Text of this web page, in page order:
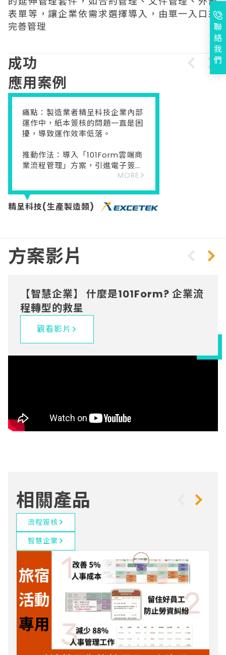
表單等，讓企業依需求選擇導入，由單一入口來
完善管理
成功
應用案例
痛點：製造業者精呈科技企業內部
運作中，紙本簽核的問題一直是困
擾，導致運作效率低落。
推動作法：導入「101Form雲端商
業流程管理」方案，引進電子簽核
優化請料流程、教育訓練管理流
了企業運作無紙化，加速運作效
率。
質。
MORE
精呈科技(生產製造類)
方案影片
【智慧企業】 什麼是101Form? 企業流
程轉型的救星
觀看影片
相關產品
流程簽核
智慧企業
聯
絡
我
們